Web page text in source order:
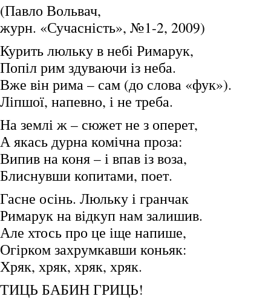
(Павло Вольвач,
журн. «Сучасність», №1-2, 2009)
Курить люльку в небі Римарук,
Попіл рим здуваючи із неба.
Вже він рима – сам (до слова «фук»).
Ліпшої, напевно, і не треба.
На землі ж – сюжет не з оперет,
А якась дурна комічна проза:
Випив на коня – і впав із воза,
Блиснувши копитами, поет.
Гасне осінь. Люльку і гранчак
Римарук на відкуп нам залишив.
Але хтось про це іще напише,
Огірком захрумкавши коньяк:
Хряк, хряк, хряк, хряк.
ТИЦЬ БАБИН ГРИЦЬ!